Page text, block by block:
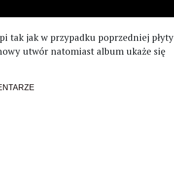
tak jak w przypadku poprzedniej płyty
utwór natomiast album ukaże się